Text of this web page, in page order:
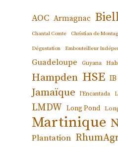
AOC Armagnac
Chantal Comte Christian de
Dégustation Embouteilleur
Guadeloupe Guyana
Hampden HSE IB
Jamaïque l'Encantada
LMDW Long Pond
Martinique
Plantation